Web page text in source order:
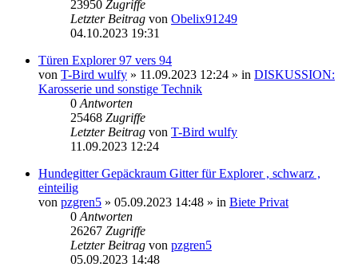
23950 Zugriffe
Letzter Beitrag von Obelix91249
04.10.2023 19:31
Türen Explorer 97 vers 94
von T-Bird wulfy » 11.09.2023 12:24 » in DISKUSSION:
Karosserie und sonstige Technik
0 Antworten
25468 Zugriffe
Letzter Beitrag von T-Bird wulfy
11.09.2023 12:24
Hundegitter Gepäckraum Gitter für Explorer , schwarz ,
einteilig
von pzgren5 » 05.09.2023 14:48 » in Biete Privat
0 Antworten
26267 Zugriffe
Letzter Beitrag von pzgren5
05.09.2023 14:48